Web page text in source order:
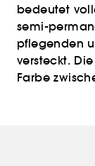
bedeutet
semi-
pflegenden
versteckt.
Farbe